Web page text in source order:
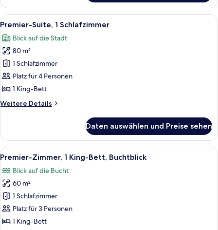
Zimmer,
1 King-
Bett
Alle
Fotos
für
Premier-
Suite,
1
Schlafzimmer
Ein modernes Hotelzimmer mit Bett,
7
Premier-Suite, 1 Schlafzimmer
Blick auf die Stadt
80 m²
1 Schlafzimmer
Platz für 4 Personen
1 King-Bett
Weitere Details
Weitere
Suite,
Schlafzimmer
Daten auswählen und Preise sehen
Alle
Fotos
für
Premier-
Zimmer,
1 King-
Bett,
Ein modernes Hotelzimmer mit
5
Premier-Zimmer, 1 King-Bett, Buchtblick
Blick auf die Bucht
60 m²
1 Schlafzimmer
Platz für 3 Personen
1 King-Bett